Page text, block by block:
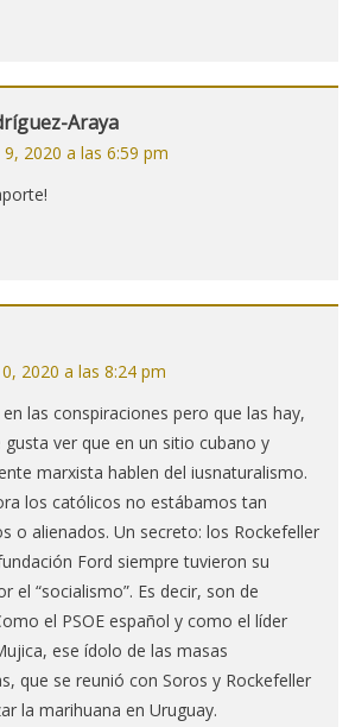
Araya
2020 a las 6:59 pm
2020 a las 8:24 pm
las conspiraciones pero que las hay,
gusta ver que en un sitio cubano y
marxista hablen del iusnaturalismo.
los católicos no estábamos tan
o alienados. Un secreto: los Rockefeller
Ford siempre tuvieron su
el “socialismo”. Es decir, son de
el PSOE español y como el líder
ese ídolo de las masas
que se reunió con Soros y Rockefeller
la marihuana en Uruguay.